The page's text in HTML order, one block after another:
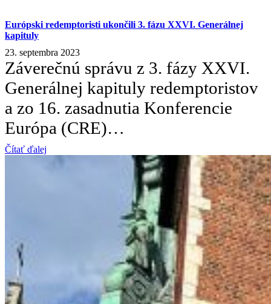
Európski redemptoristi ukončili 3. fázu XXVI. Generálnej
kapituly
23. septembra 2023
Záverečnú správu z 3. fázy XXVI.
Generálnej kapituly redemptoristov
a zo 16. zasadnutia Konferencie
Európa (CRE)…
Čítať ďalej